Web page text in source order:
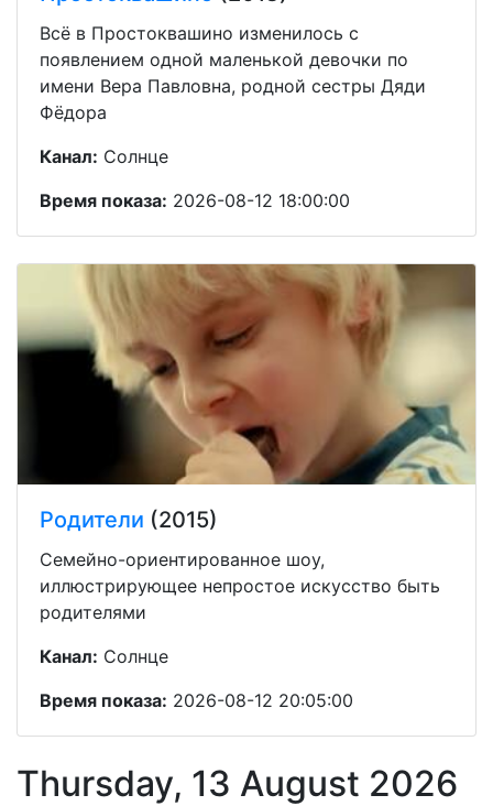
Всё в Простоквашино изменилось с
появлением одной маленькой девочки по
имени Вера Павловна, родной сестры Дяди
Фёдора
Канал: Солнце
Время показа: 2026-08-12 18:00:00
Родители (2015)
Семейно-ориентированное шоу,
иллюстрирующее непростое искусство быть
родителями
Канал: Солнце
Время показа: 2026-08-12 20:05:00
Thursday, 13 August 2026